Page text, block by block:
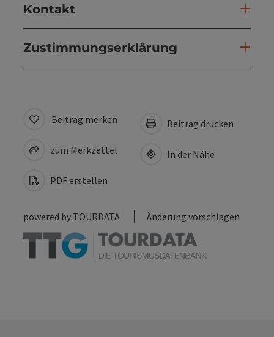
Kontakt
Zustimmungserklärung
Beitrag merken
zum Merkzettel
PDF erstellen
Beitrag drucken
In der Nähe
powered by TOURDATA Änderung vorschlagen